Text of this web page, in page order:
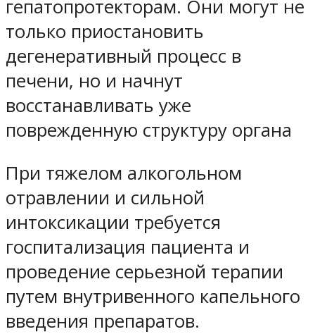
гепатопротекторам. Они могут не
только приостановить
дегенеративный процесс в
печени, но и начнут
восстанавливать уже
поврежденную структуру органа
При тяжелом алкогольном
отравлении и сильной
интоксикации требуется
госпитализация пациента и
проведение серьезной терапии
путем внутривенного капельного
введения препаратов.